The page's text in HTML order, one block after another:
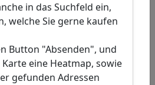
in das Suchfeld ein,
welche Sie gerne kaufen
Button "Absenden", und
eine Heatmap, sowie
gefunden Adressen